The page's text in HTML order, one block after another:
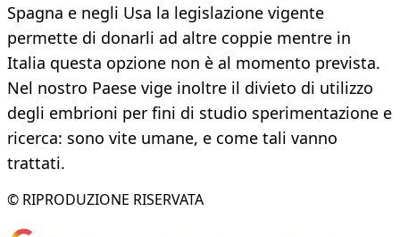
Spagna e negli Usa la legislazione vigente
permette di donarli ad altre coppie mentre in
Italia questa opzione non è al momento prevista.
Nel nostro Paese vige inoltre il divieto di utilizzo
degli embrioni per fini di studio sperimentazione e
ricerca: sono vite umane, e come tali vanno
trattati.
© RIPRODUZIONE RISERVATA